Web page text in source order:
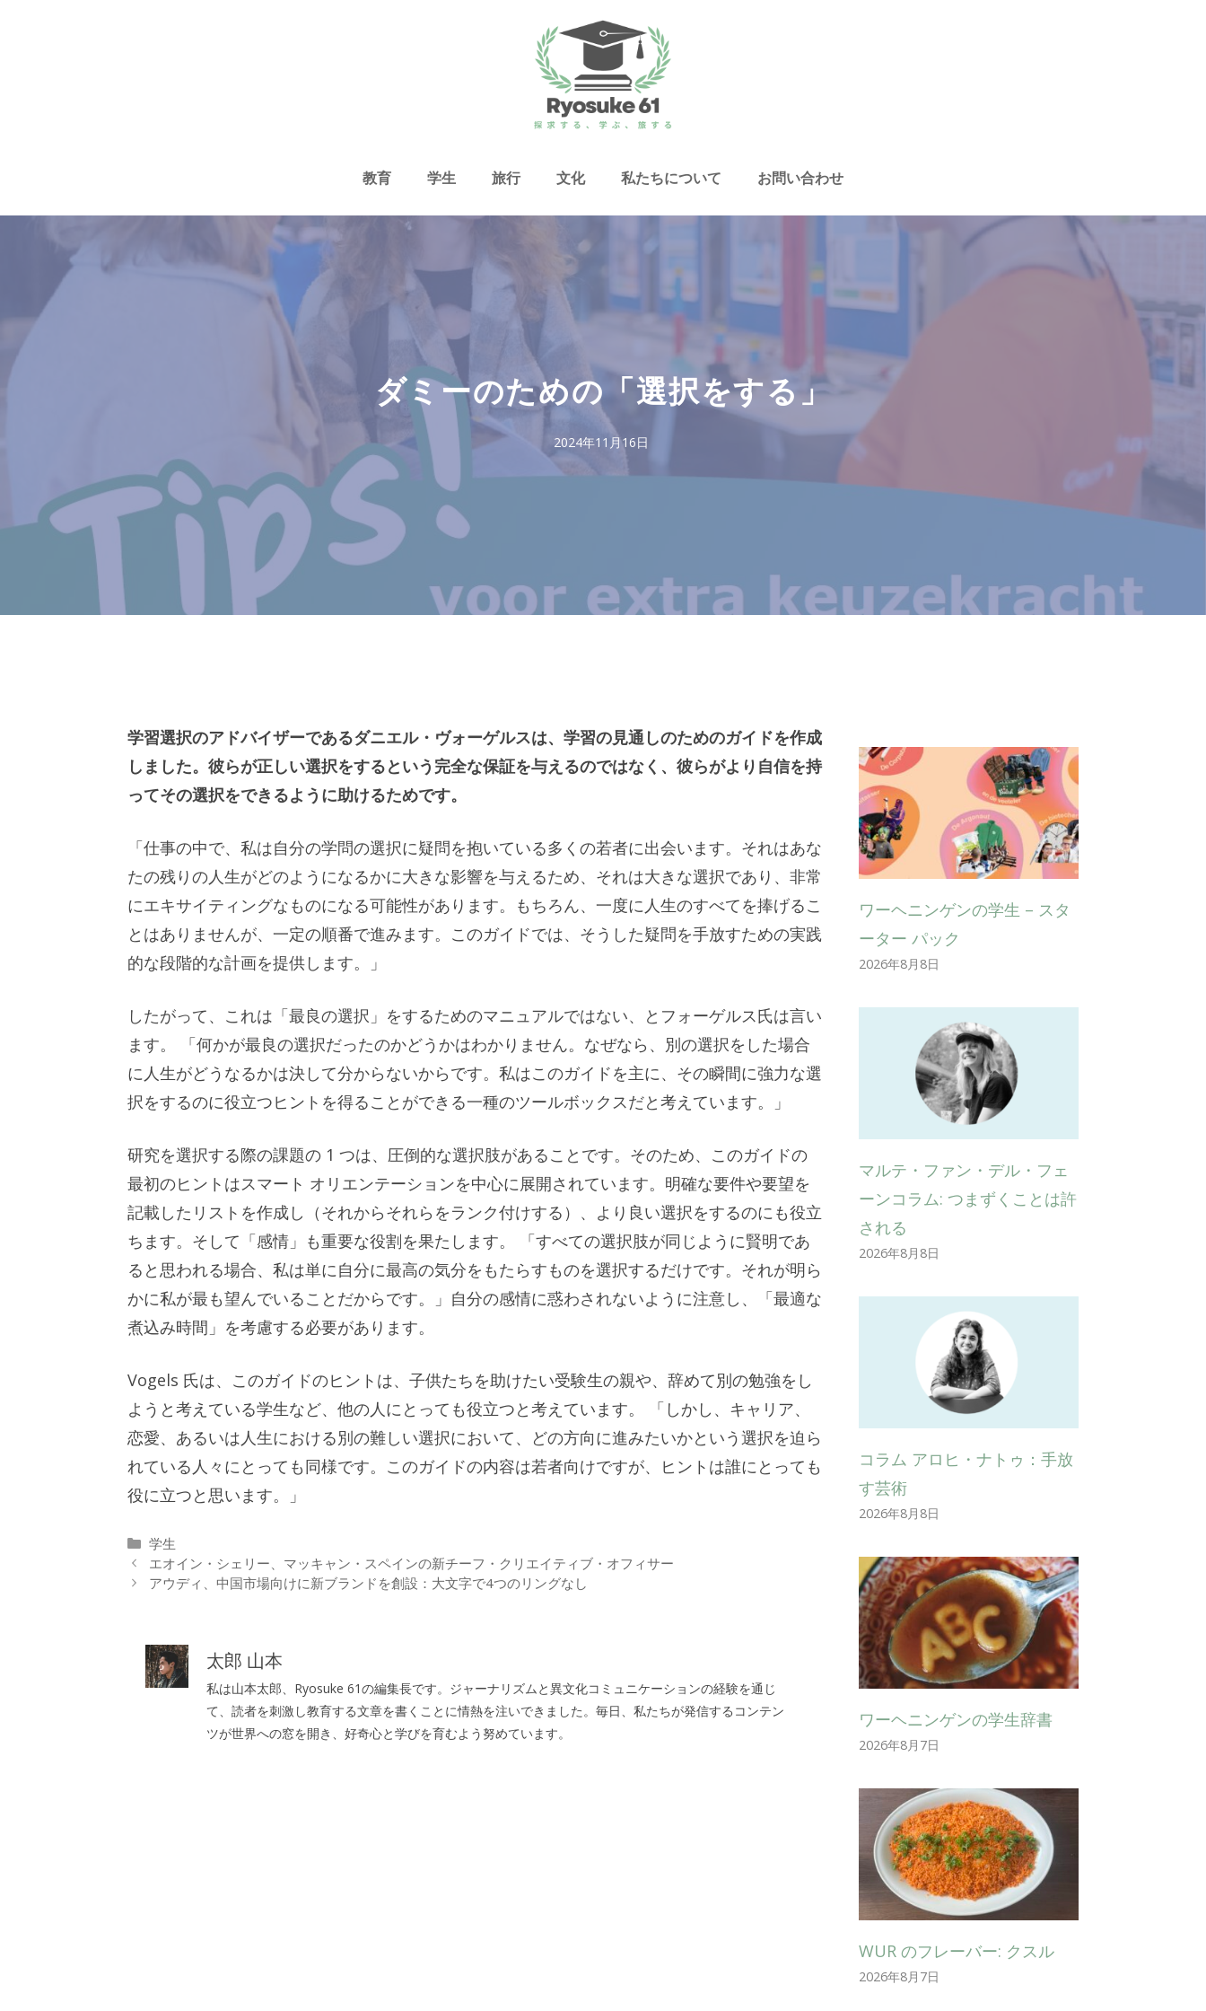
キ
教育 学生 旅行 文化 私たちについて お問い合わせ
ダミーのための「選択をする」
2024年11月16日
学習選択のアドバイザーであるダニエル・ヴォーゲルスは、学習の見通しのためのガイドを作成
しました。彼らが正しい選択をするという完全な保証を与えるのではなく、彼らがより自信を持
ってその選択をできるように助けるためです。
「仕事の中で、私は自分の学問の選択に疑問を抱いている多くの若者に出会います。それはあな
たの残りの人生がどのようになるかに大きな影響を与えるため、それは大きな選択であり、非常
にエキサイティングなものになる可能性があります。もちろん、一度に人生のすべてを捧げるこ
とはありませんが、一定の順番で進みます。このガイドでは、そうした疑問を手放すための実践
的な段階的な計画を提供します。」
したがって、これは「最良の選択」をするためのマニュアルではない、とフォーゲルス氏は言い
ます。 「何かが最良の選択だったのかどうかはわかりません。なぜなら、別の選択をした場合
に人生がどうなるかは決して分からないからです。私はこのガイドを主に、その瞬間に強力な選
択をするのに役立つヒントを得ることができる一種のツールボックスだと考えています。」
研究を選択する際の課題の 1 つは、圧倒的な選択肢があることです。そのため、このガイドの
最初のヒントはスマート オリエンテーションを中心に展開されています。明確な要件や要望を
記載したリストを作成し（それからそれらをランク付けする）、より良い選択をするのにも役立
ちます。そして「感情」も重要な役割を果たします。 「すべての選択肢が同じように賢明であ
ると思われる場合、私は単に自分に最高の気分をもたらすものを選択するだけです。それが明ら
かに私が最も望んでいることだからです。」自分の感情に惑わされないように注意し、「最適な
煮込み時間」を考慮する必要があります。
Vogels 氏は、このガイドのヒントは、子供たちを助けたい受験生の親や、辞めて別の勉強をし
ようと考えている学生など、他の人にとっても役立つと考えています。 「しかし、キャリア、
恋愛、あるいは人生における別の難しい選択において、どの方向に進みたいかという選択を迫ら
れている人々にとっても同様です。このガイドの内容は若者向けですが、ヒントは誰にとっても
役に立つと思います。」
カ
テ
ゴ
学生
エオイン・シェリー、マッキャン・スペインの新チーフ・クリエイティブ・オフィサー
アウディ、中国市場向けに新ブランドを創設：大文字で4つのリングなし
太郎 山本
私は山本太郎、Ryosuke 61の編集長です。ジャーナリズムと異文化コミュニケーションの経験を通じ
て、読者を刺激し教育する文章を書くことに情熱を注いできました。毎日、私たちが発信するコンテン
ツが世界への窓を開き、好奇心と学びを育むよう努めています。
ワーヘニンゲンの学生 – スタ
ーター パック
2026年8月8日
マルテ・ファン・デル・フェ
ーンコラム: つまずくことは許
される
2026年8月8日
コラム アロヒ・ナトゥ：手放
す芸術
2026年8月8日
ワーヘニンゲンの学生辞書
2026年8月7日
WUR のフレーバー: クスル
2026年8月7日